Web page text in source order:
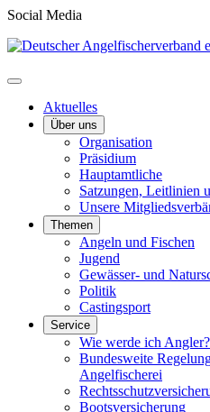
Social Media
Aktuelles
Über uns
Organisation
Präsidium
Hauptamtliche
Satzungen, Leitlinien
Unsere
Themen
Angeln und Fischen
Jugend
Gewässer- und
Politik
Castingsport
Service
Wie werde ich Angler?
Bundesweite
Angelfischerei
Bootsversicherung